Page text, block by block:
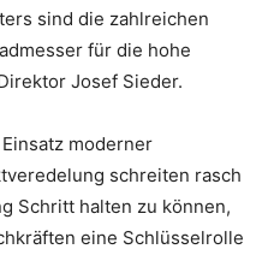
sind die zahlreichen
für die hohe
Josef Sieder.
moderner
schreiten rasch
Schritt halten zu können,
eine Schlüsselrolle